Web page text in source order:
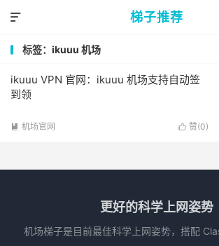
梯子推荐

标签：ikuuu 机场
ikuuu VPN 官网：ikuuu 机场支持自动签
到领
 赞(0)
 机场官网
更好的科学上网姿势
机场梯子是目前最佳科学上网姿势，搭配